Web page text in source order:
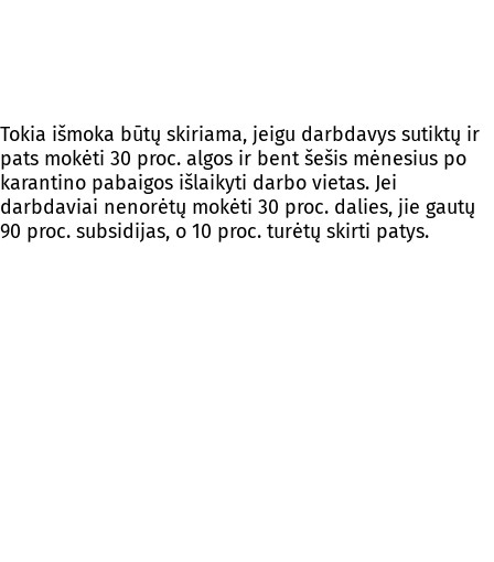
Tokia išmoka būtų skiriama, jeigu darbdavys sutiktų ir
pats mokėti 30 proc. algos ir bent šešis mėnesius po
karantino pabaigos išlaikyti darbo vietas. Jei
darbdaviai nenorėtų mokėti 30 proc. dalies, jie gautų
90 proc. subsidijas, o 10 proc. turėtų skirti patys.